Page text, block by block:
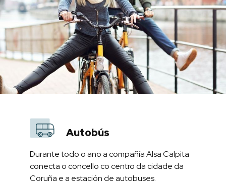
Autobús
Durante todo o ano a compañía Alsa Calpita
conecta o concello co centro da cidade da
Coruña e a estación de autobuses.